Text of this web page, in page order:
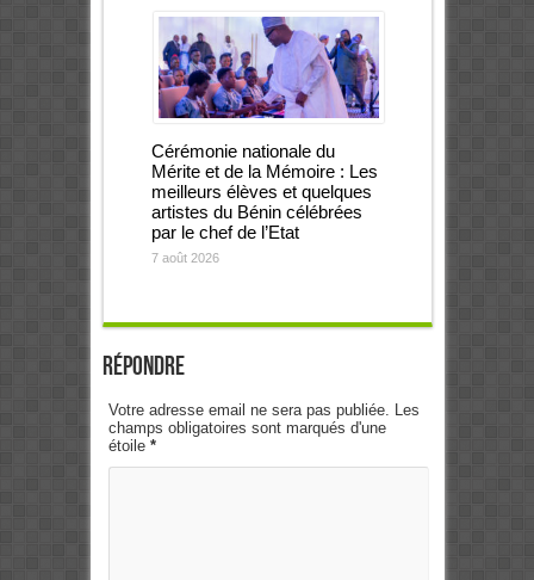
Cérémonie nationale du
Mérite et de la Mémoire : Les
meilleurs élèves et quelques
artistes du Bénin célébrées
par le chef de l’Etat
7 août 2026
Répondre
Votre adresse email ne sera pas publiée. Les
champs obligatoires sont marqués d'une
étoile *